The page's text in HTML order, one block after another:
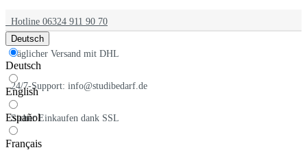
Hotline 06324 911 90 70
Täglicher Versand mit DHL
24/7-Support: info@studibedarf.de
Sicher Einkaufen dank SSL
Deutsch
Deutsch
English
Español
Français